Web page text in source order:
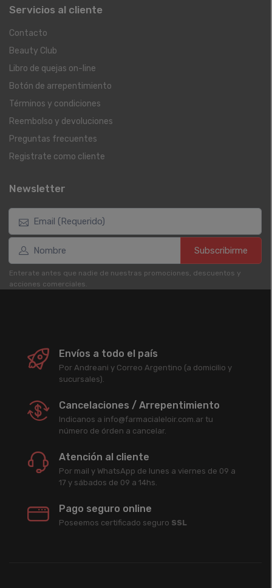
Servicios al cliente
Contacto
Beauty Club
Libro de quejas on-line
Botón de arrepentimiento
Términos y condiciones
Reembolso y devoluciones
Preguntas frecuentes
Registrate como cliente
Newsletter
Subscribirme
Enterate antes que nadie de nuestras promociones, descuentos y
acciones comerciales.
Envíos a todo el país
Por Andreani y Correo Argentino (a domicilio y
sucursales).
Cancelaciones / Arrepentimiento
Indicanos a info@farmacialeloir.com.ar tu
número de órden a cancelar.
Atención al cliente
Por mail y WhatsApp de lunes a viernes de 09 a
17 y sábados de 09 a 14hs.
Pago seguro online
Poseemos certificado seguro SSL